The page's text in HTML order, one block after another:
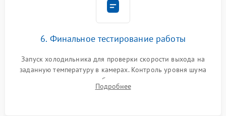
6. Финальное тестирование работы
Запуск холодильника для проверки скорости выхода на
заданную температуру в камерах. Контроль уровня шума
компрессора, отсутствия обмерзания стенок и корректного
срабатывания системы автоматической оттайки.
Подробнее